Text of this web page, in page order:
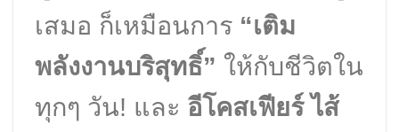
เสมอ ก็เหมือนการ “เติม
พลังงานบริสุทธิ์” ให้กับชีวิตใน
ทุกๆ วัน! และ อีโคสเฟียร์ ไส้